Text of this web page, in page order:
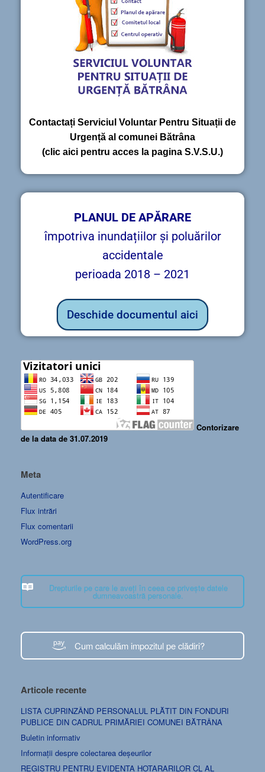
Contactați Serviciul Voluntar Pentru Situații de
Urgență al comunei Bătrâna
(clic aici pentru acces la pagina S.V.S.U.)
PLANUL DE APĂRARE
împotriva inundațiilor și poluărilor
accidentale
perioada 2018 – 2021
Deschide documentul aici
Contorizare
de la data de 31.07.2019
Meta
Autentificare
Flux intrări
Flux comentarii
WordPress.org
Drepturile pe care le aveți în ceea ce privește datele
dumneavoastră personale.
Cum calculăm impozitul pe clădiri?
Articole recente
LISTA CUPRINZÂND PERSONALUL PLĂTIT DIN FONDURI
PUBLICE DIN CADRUL PRIMĂRIEI COMUNEI BĂTRÂNA
Buletin informativ
Informații despre colectarea deșeurilor
REGISTRU PENTRU EVIDENTA HOTARARILOR CL AL